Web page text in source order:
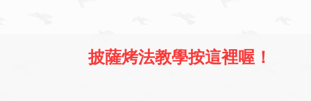
披薩烤法教學按這裡喔！